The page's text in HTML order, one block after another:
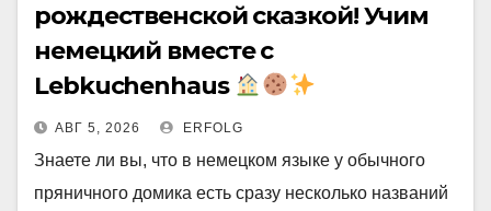
рождественской сказкой! Учим
немецкий вместе с
Lebkuchenhaus
АВГ 5, 2026 ERFOLG
Знаете ли вы, что в немецком языке у обычного
пряничного домика есть сразу несколько названий